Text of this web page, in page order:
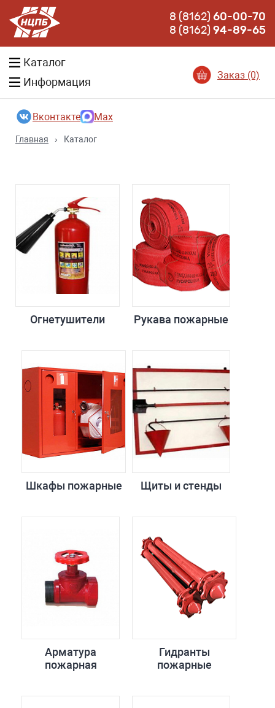
8 (8162)60-00-70
8 (8162)94-89-65
Каталог
Информация
Заказ (0)
Вконтакте Max
Главная › Каталог
Огнетушители Рукава пожарные
Шкафы пожарные Щиты и стенды
Арматура
пожарная
Гидранты
пожарные